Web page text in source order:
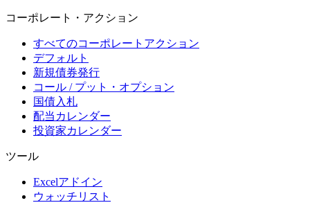
コーポレート・アクション
すべてのコーポレートアクション
デフォルト
新規債券発行
コール / プット・オプション
国債入札
配当カレンダー
投資家カレンダー
ツール
Excelアドイン
ウォッチリスト